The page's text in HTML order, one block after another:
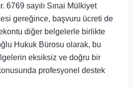
6769 sayılı Sınai Mülkiyet
gereğince, başvuru ücreti de
diğer belgelerle birlikte
Hukuk Bürosu olarak, bu
eksiksiz ve doğru bir
profesyonel destek